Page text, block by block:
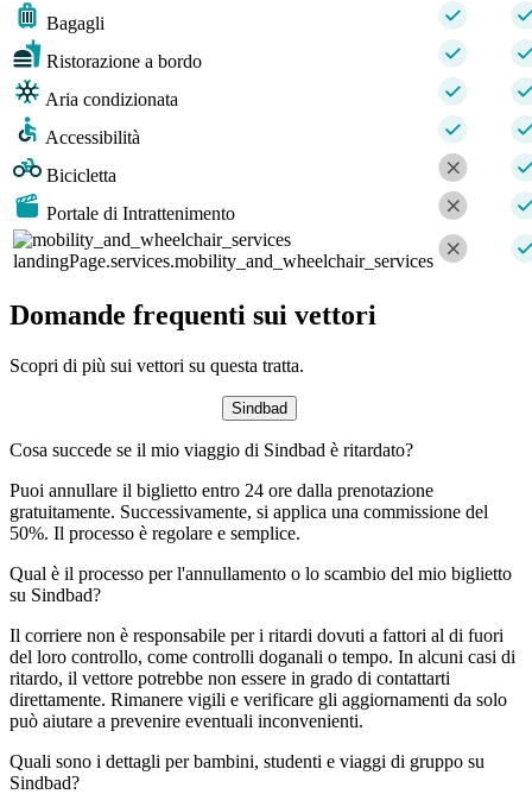
Bagagli
Ristorazione a bordo
Aria condizionata
Accessibilità
Bicicletta
Portale di Intrattenimento
landingPage.services.mobility_and_wheelchair_services
Domande frequenti sui vettori
Scopri di più sui vettori su questa tratta.
Sindbad
Cosa succede se il mio viaggio di Sindbad è ritardato?
Puoi annullare il biglietto entro 24 ore dalla prenotazione
gratuitamente. Successivamente, si applica una commissione del
50%. Il processo è regolare e semplice.
Qual è il processo per l'annullamento o lo scambio del mio biglietto
su Sindbad?
Il corriere non è responsabile per i ritardi dovuti a fattori al di fuori
del loro controllo, come controlli doganali o tempo. In alcuni casi di
ritardo, il vettore potrebbe non essere in grado di contattarti
direttamente. Rimanere vigili e verificare gli aggiornamenti da solo
può aiutare a prevenire eventuali inconvenienti.
Quali sono i dettagli per bambini, studenti e viaggi di gruppo su
Sindbad?